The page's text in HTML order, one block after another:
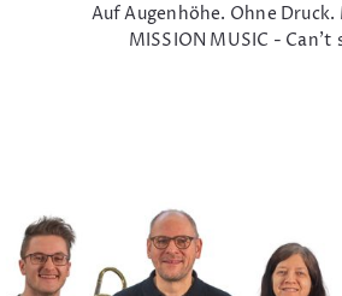
Auf Augenhöhe. Ohne
MISSION MUSIC - Can't